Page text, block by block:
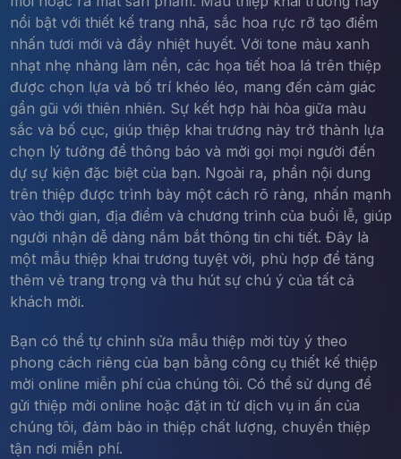
nổi bật với thiết kế trang nhã, sắc hoa rực rỡ tạo điểm
nhấn tươi mới và đầy nhiệt huyết. Với tone màu xanh
nhạt nhẹ nhàng làm nền, các họa tiết hoa lá trên thiệp
được chọn lựa và bố trí khéo léo, mang đến cảm giác
gần gũi với thiên nhiên. Sự kết hợp hài hòa giữa màu
sắc và bố cục, giúp thiệp khai trương này trở thành lựa
chọn lý tưởng để thông báo và mời gọi mọi người đến
dự sự kiện đặc biệt của bạn. Ngoài ra, phần nội dung
trên thiệp được trình bày một cách rõ ràng, nhấn mạnh
vào thời gian, địa điểm và chương trình của buổi lễ, giúp
người nhận dễ dàng nắm bắt thông tin chi tiết. Đây là
một mẫu thiệp khai trương tuyệt vời, phù hợp để tăng
thêm vẻ trang trọng và thu hút sự chú ý của tất cả
khách mời.
Bạn có thể tự chỉnh sửa mẫu thiệp mời tùy ý theo
phong cách riêng của bạn bằng công cụ thiết kế thiệp
mời online miễn phí của chúng tôi. Có thể sử dụng để
gửi thiệp mời online hoặc đặt in từ dịch vụ in ấn của
chúng tôi, đảm bảo in thiệp chất lượng, chuyển thiệp
tận nơi miễn phí.